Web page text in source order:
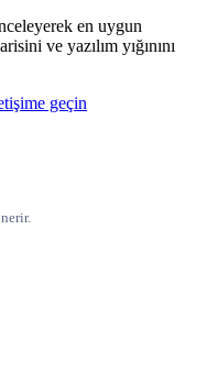
en uygun
ve yazılım yığınını
geçin